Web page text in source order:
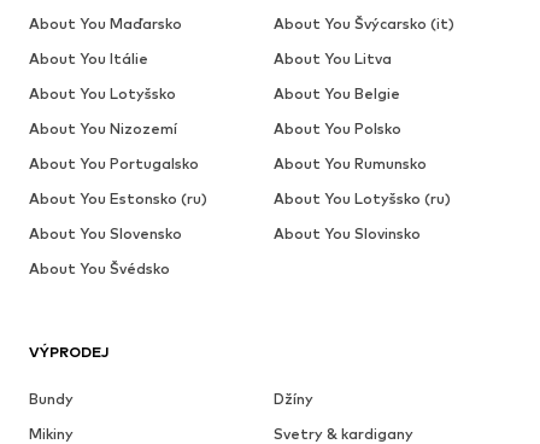
VÝPRODEJ
Bundy
Džíny
Mikiny
Svetry & kardigany
About You Maďarsko
About You Švýcarsko (it)
About You Itálie
About You Litva
About You Lotyšsko
About You Belgie
About You Nizozemí
About You Polsko
About You Portugalsko
About You Rumunsko
About You Estonsko (ru)
About You Lotyšsko (ru)
About You Slovensko
About You Slovinsko
About You Švédsko